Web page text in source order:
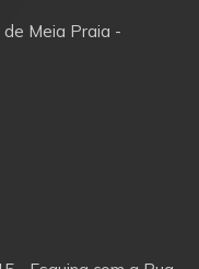
de Meia Praia -